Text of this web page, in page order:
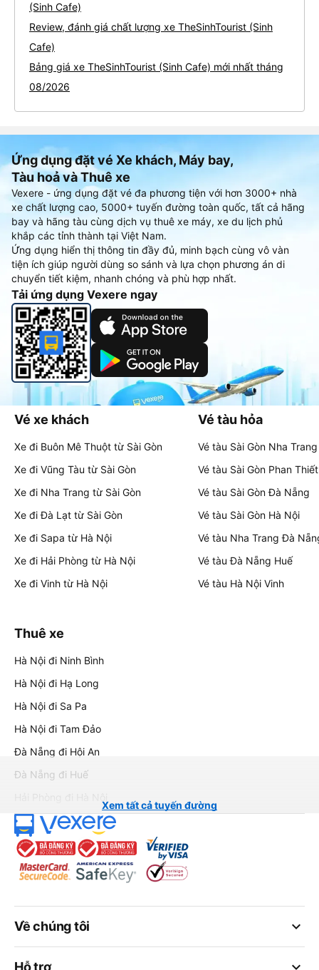
(Sinh Cafe)
Review, đánh giá chất lượng xe TheSinhTourist (Sinh
Cafe)
Bảng giá xe TheSinhTourist (Sinh Cafe) mới nhất tháng
08/2026
Ứng dụng đặt vé Xe khách, Máy bay,
Tàu hoả và Thuê xe
Vexere - ứng dụng đặt vé đa phương tiện với hơn 3000+ nhà
xe chất lượng cao, 5000+ tuyến đường toàn quốc, tất cả hãng
bay và hãng tàu cùng dịch vụ thuê xe máy, xe du lịch phủ
khắp các tỉnh thành tại Việt Nam.
Ứng dụng hiển thị thông tin đầy đủ, minh bạch cùng vô vàn
tiện ích giúp người dùng so sánh và lựa chọn phương án di
chuyển tiết kiệm, nhanh chóng và phù hợp nhất.
Tải ứng dụng Vexere ngay
Vé xe khách
Xe đi Buôn Mê Thuột từ Sài Gòn
Xe đi Vũng Tàu từ Sài Gòn
Xe đi Nha Trang từ Sài Gòn
Xe đi Đà Lạt từ Sài Gòn
Xe đi Sapa từ Hà Nội
Xe đi Hải Phòng từ Hà Nội
Xe đi Vinh từ Hà Nội
Vé tàu hỏa
Vé tàu Sài Gòn Nha Trang
Vé tàu Sài Gòn Phan Thiết
Vé tàu Sài Gòn Đà Nẵng
Vé tàu Sài Gòn Hà Nội
Vé tàu Nha Trang Đà
Vé tàu Đà Nẵng Huế
Vé tàu Hà Nội Vinh
Thuê xe
Hà Nội đi Ninh Bình
Hà Nội đi Hạ Long
Hà Nội đi Sa Pa
Hà Nội đi Tam Đảo
Đà Nẵng đi Hội An
Đà Nẵng đi Huế
Xem tất cả tuyến đường
keyboard_arrow_down
Về chúng tôi
Hỗ trợ